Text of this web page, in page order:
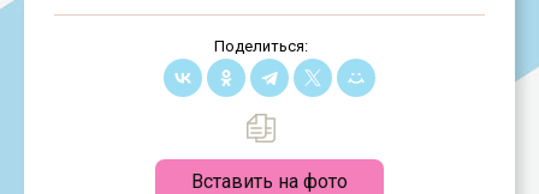
Поделиться:
Вставить на фото